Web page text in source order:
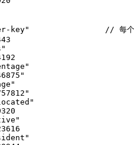
//
key"                // 每个